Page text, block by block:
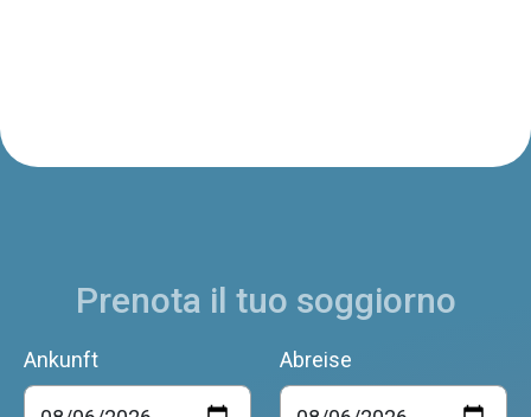
Prenota il tuo soggiorno
Ankunft Abreise